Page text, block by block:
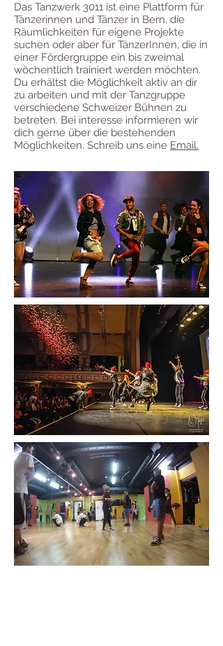
Das Tanzwerk 3011 ist eine Plattform für
Tänzerinnen und Tänzer in Bern, die
Räumlichkeiten für eigene Projekte
suchen oder aber für TänzerInnen, die in
einer Fördergruppe ein bis zweimal
wöchentlich trainiert werden möchten.
Du erhältst die Möglichkeit aktiv an dir
zu arbeiten und mit der Tanzgruppe
verschiedene Schweizer Bühnen zu
betreten. Bei interesse informieren wir
dich gerne über die bestehenden
Möglichkeiten. Schreib uns eine Email.